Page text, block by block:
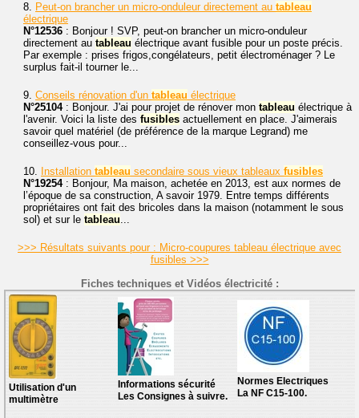
8. Peut-on brancher un micro-onduleur directement au tableau
électrique
N°12536 : Bonjour ! SVP, peut-on brancher un micro-onduleur
directement au tableau électrique avant fusible pour un poste précis.
Par exemple : prises frigos,congélateurs, petit électroménager ? Le
surplus fait-il tourner le...
9. Conseils rénovation d'un tableau électrique
N°25104: Bonjour. J'ai pour projet de rénover mon tableau électrique à
l'avenir. Voici la liste des fusibles actuellement en place. J'aimerais
savoir quel matériel (de préférence de la marque Legrand) me
conseillez-vous pour...
10. Installation tableau secondaire sous vieux tableaux fusibles
N°19254: Bonjour, Ma maison, achetée en 2013, est aux normes de
l’époque de sa construction, A savoir 1979. Entre temps différents
propriétaires ont fait des bricoles dans la maison (notamment le sous
sol) et sur le tableau...
>>> Résultats suivants pour : Micro-coupures tableau électrique avec
fusibles >>>
Fiches techniques et Vidéos électricité :
Utilisation d'un
multimètre
Informations sécurité
Les Consignes à suivre.
Normes Electriques
La NF C15-100.